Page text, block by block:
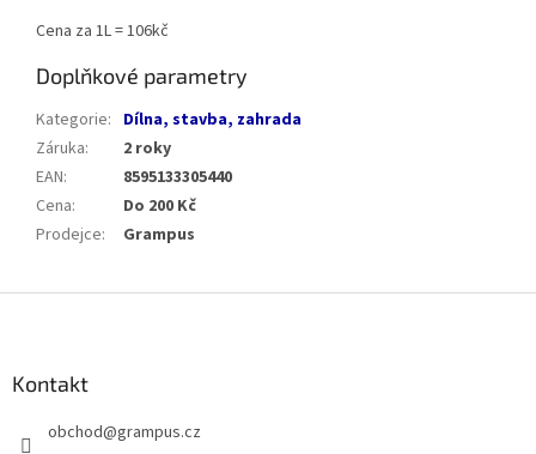
Cena za 1L = 106kč
Doplňkové parametry
Kategorie: Dílna, stavba, zahrada
Záruka:
2 roky
EAN:
8595133305440
Cena:
Do 200 Kč
Prodejce: Grampus
Kontakt
obchod@grampus.cz